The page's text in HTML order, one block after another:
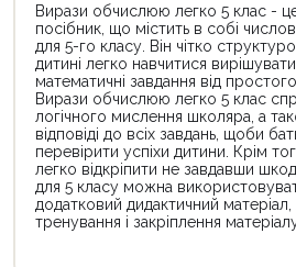
Вирази обчислюю легко 5 клас -
посібник, що містить в собі
для 5-го класу. Він чітко
дитині легко навчитися
математичні завдання від
Вирази обчислюю легко 5 клас
логічного мислення школяра, а
відповіді до всіх завдань, щоби
перевірити успіхи дитини. Крім
легко відкріпити не завдавши
для 5 класу можна
додатковий дидактичний матеріал,
тренування і закріплення